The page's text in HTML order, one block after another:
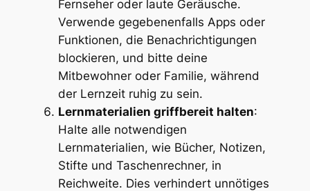
Fernseher oder laute Geräusche.
Verwende gegebenenfalls Apps oder
Funktionen, die Benachrichtigungen
blockieren, und bitte deine
Mitbewohner oder Familie, während
der Lernzeit ruhig zu sein.
Lernmaterialien griffbereit halten:
Halte alle notwendigen
Lernmaterialien, wie Bücher, Notizen,
Stifte und Taschenrechner, in
Reichweite. Dies verhindert unnötiges